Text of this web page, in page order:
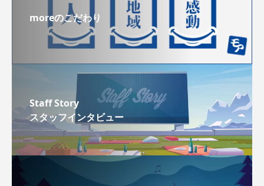
moreのこだわり
Staff Story
スタッフインタビュー